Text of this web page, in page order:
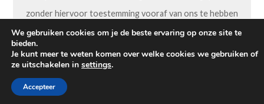
zonder hiervoor toestemming vooraf van ons te hebben
gekregen.
We gebruiken cookies om je de beste ervaring op onze site te
bieden.
Je kunt meer te weten komen over welke cookies we gebruiken of
ze uitschakelen in settings.
Accepteer